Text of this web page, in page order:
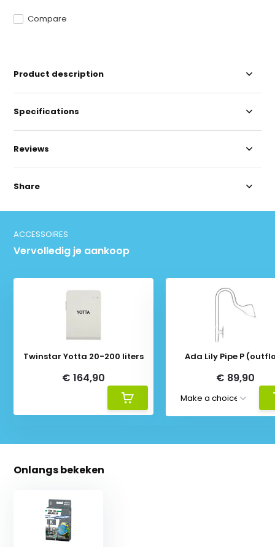
Compare
Product description
Specifications
Reviews
Share
ACCESSOIRES
Vervolledig je aankoop
Twinstar Yotta 20-200 liters
€ 164,90
Ada Lily Pipe P
€ 89,90
Onlangs bekeken